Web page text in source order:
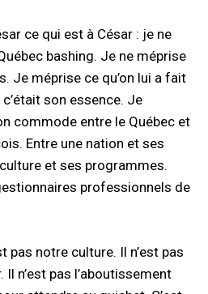
ce qui est à César : je ne
bashing. Je ne méprise
Je méprise ce qu’on lui a fait
son essence. Je
commode entre le Québec et
Entre une nation et ses
et ses programmes.
professionnels de
pas notre culture. Il n’est pas
n’est pas l’aboutissement